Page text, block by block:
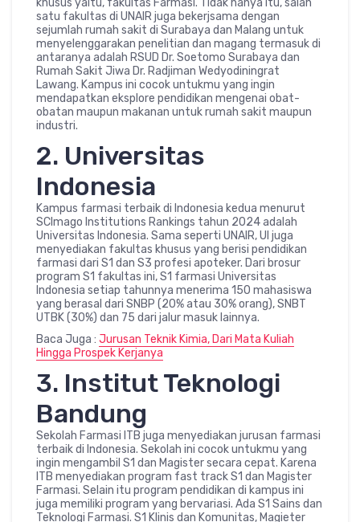
khusus yaitu, fakultas Farmasi. Tidak hanya itu, salah
satu fakultas di UNAIR juga bekerjsama dengan
sejumlah rumah sakit di Surabaya dan Malang untuk
menyelenggarakan penelitian dan magang termasuk di
antaranya adalah RSUD Dr. Soetomo Surabaya dan
Rumah Sakit Jiwa Dr. Radjiman Wedyodiningrat
Lawang. Kampus ini cocok untukmu yang ingin
mendapatkan eksplore pendidikan mengenai obat-
obatan maupun makanan untuk rumah sakit maupun
industri.
2. Universitas
Indonesia
Kampus farmasi terbaik di Indonesia kedua menurut
SCImago Institutions Rankings tahun 2024 adalah
Universitas Indonesia. Sama seperti UNAIR, UI juga
menyediakan fakultas khusus yang berisi pendidikan
farmasi dari S1 dan S3 profesi apoteker. Dari brosur
program S1 fakultas ini, S1 farmasi Universitas
Indonesia setiap tahunnya menerima 150 mahasiswa
yang berasal dari SNBP (20% atau 30% orang), SNBT
UTBK (30%) dan 75 dari jalur masuk lainnya.
Baca Juga : Jurusan Teknik Kimia, Dari Mata Kuliah
Hingga Prospek Kerjanya
3. Institut Teknologi
Bandung
Sekolah Farmasi ITB juga menyediakan jurusan farmasi
terbaik di Indonesia. Sekolah ini cocok untukmu yang
ingin mengambil S1 dan Magister secara cepat. Karena
ITB menyediakan program fast track S1 dan Magister
Farmasi. Selain itu program pendidikan di kampus ini
juga memiliki program yang bervariasi. Ada S1 Sains dan
Teknologi Farmasi. S1 Klinis dan Komunitas, Magieter